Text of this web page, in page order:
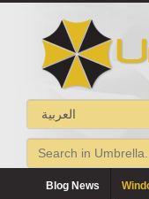
Blog News